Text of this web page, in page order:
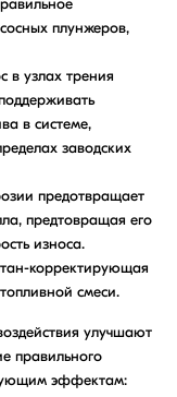
плунжеров,
в узлах трения
в системе,
заводских
предотвращает
предтовращая его
износа.
корректирующая
смеси.
улучшают
правильного
эффектам: